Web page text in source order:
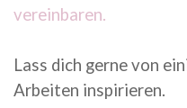
vereinbaren.
Lass dich gerne von
Arbeiten inspirieren.